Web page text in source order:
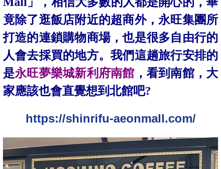
竟除了逛飯店附近的超商外，永旺集團所
打造的連鎖購物商場，也是很多自由行的
人會去採買的地方。我們這趟旅行安排的
是永旺夢樂城新利府南館 ，看到南館，大
家應該也會直覺想到北館吧?
https://shinrifu-aeonmall.com/